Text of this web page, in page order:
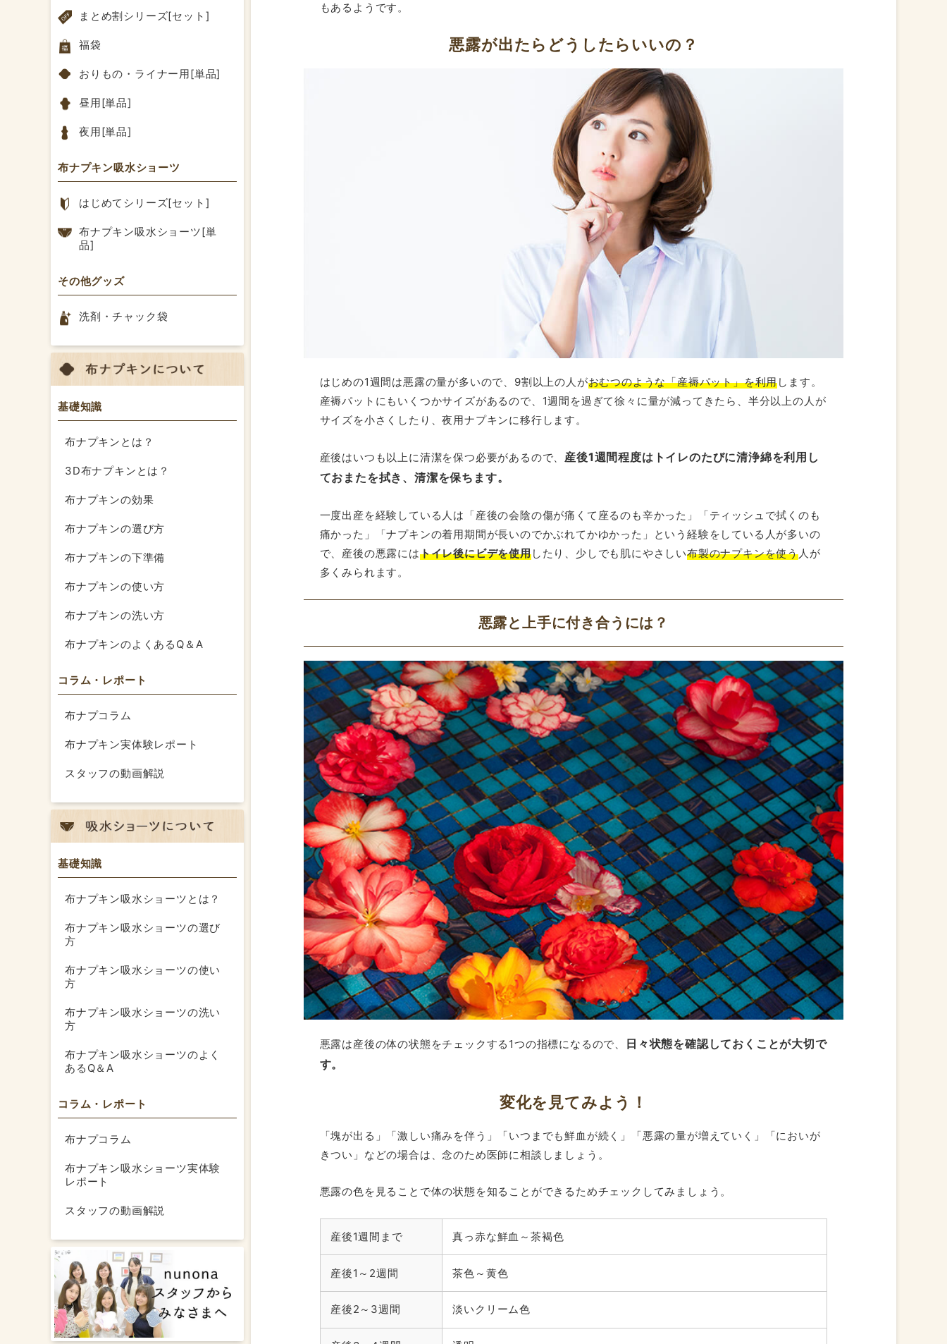
もあるようです。
悪露が出たらどうしたらいいの？
はじめの1週間は悪露の量が多いので、9割以上の人がおむつのような「産褥パット」を利用します。
産褥パットにもいくつかサイズがあるので、1週間を過ぎて徐々に量が減ってきたら、半分以上の人が
サイズを小さくしたり、夜用ナプキンに移行します。
産後はいつも以上に清潔を保つ必要があるので、 産後1週間程度はトイレのたびに清浄綿を利用し
ておまたを拭き、清潔を保ちます。
一度出産を経験している人は「産後の会陰の傷が痛くて座るのも辛かった」「ティッシュで拭くのも
痛かった」「ナプキンの着用期間が長いのでかぶれてかゆかった」という経験をしている人が多いの
で、産後の悪露にはトイレ後にビデを使用したり、少しでも肌にやさしい布製のナプキンを使う人が
多くみられます。
悪露と上手に付き合うには？
悪露は産後の体の状態をチェックする1つの指標になるので、
日々状態を確認しておくことが大切で
す。
変化を見てみよう！
「塊が出る」「激しい痛みを伴う」「いつまでも鮮血が続く」「悪露の量が増えていく」「においが
きつい」などの場合は、念のため医師に相談しましょう。
悪露の色を見ることで体の状態を知ることができるためチェックしてみましょう。
産後1週間まで 真っ赤な鮮血～茶褐色
産後1～2週間 茶色～黄色
産後2～3週間 淡いクリーム色
まとめ割シリーズ[セット]
福袋
おりもの・ライナー用[単品]
昼用[単品]
夜用[単品]
布ナプキン吸水ショーツ
はじめてシリーズ[セット]
布ナプキン吸水ショーツ[単
品]
その他グッズ
洗剤・チャック袋
基礎知識
布ナプキンとは？
3D布ナプキンとは？
布ナプキンの効果
布ナプキンの選び方
布ナプキンの下準備
布ナプキンの使い方
布ナプキンの洗い方
布ナプキンのよくあるQ＆A
コラム・レポート
布ナプコラム
布ナプキン実体験レポート
スタッフの動画解説
基礎知識
布ナプキン吸水ショーツとは？
布ナプキン吸水ショーツの選び
方
布ナプキン吸水ショーツの使い
方
布ナプキン吸水ショーツの洗い
方
布ナプキン吸水ショーツのよく
あるQ＆A
コラム・レポート
布ナプコラム
布ナプキン吸水ショーツ実体験
レポート
スタッフの動画解説